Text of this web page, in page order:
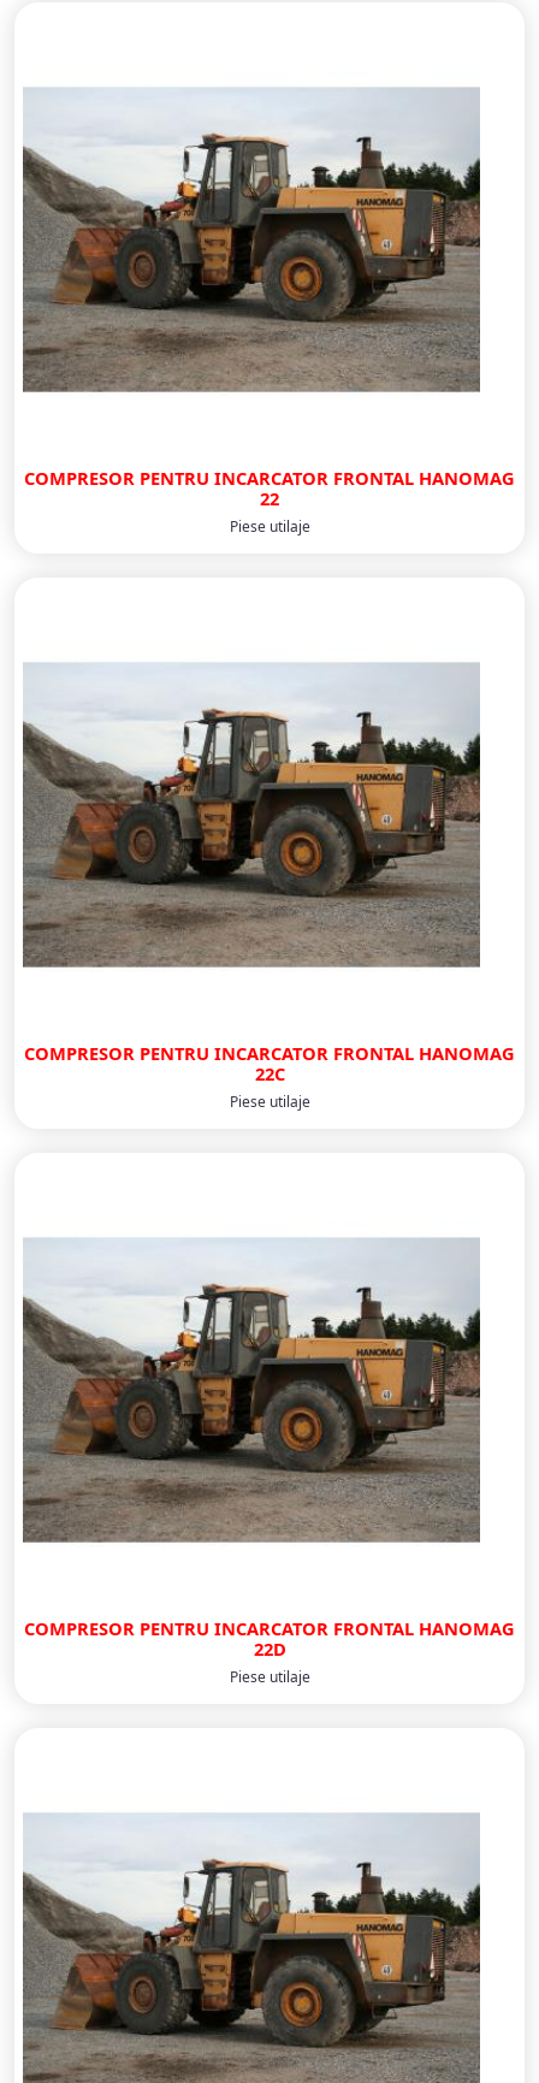
COMPRESOR PENTRU INCARCATOR FRONTAL HANOMAG
22
Piese utilaje
COMPRESOR PENTRU INCARCATOR FRONTAL HANOMAG
22C
Piese utilaje
COMPRESOR PENTRU INCARCATOR FRONTAL HANOMAG
22D
Piese utilaje